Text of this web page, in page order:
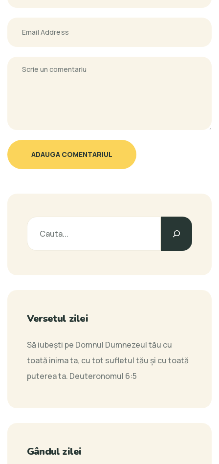
ADAUGA COMENTARIUL
Versetul zilei
Să iubeşti pe Domnul Dumnezeul tău cu
toată inima ta, cu tot sufletul tău şi cu toată
puterea ta. Deuteronomul 6:5
Gândul zilei